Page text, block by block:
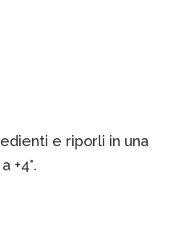
e riporli in una
+4°.